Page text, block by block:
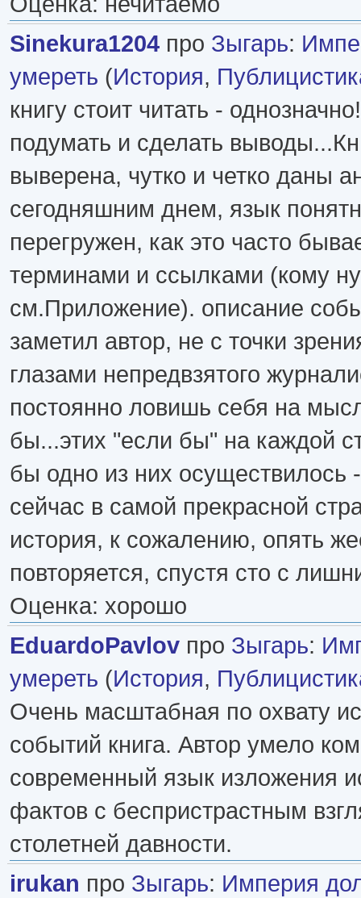
Sinekura1204 про Зыгарь:
умереть (История,
книгу стоит читать -
подумать и сделать
выверена, чутко и четко даны
сегодняшним днем, язык
перегружен, как это часто
терминами и ссылками (кому
см.Приложение). описание
заметил автор, не с точки
глазами непредвзятого
постоянно ловишь себя на
бы...этих "если бы" на каждой
бы одно из них
сейчас в самой прекрасной
история, к сожалению, опять
повторяется, спустя сто с
Оценка: хорошо
EduardoPavlov про Зыгарь:
умереть (История,
Очень масштабная по охвату
событий книга. Автор умело
современный язык изложения
фактов с беспристрастным
столетней давности.
irukan про Зыгарь: Империя